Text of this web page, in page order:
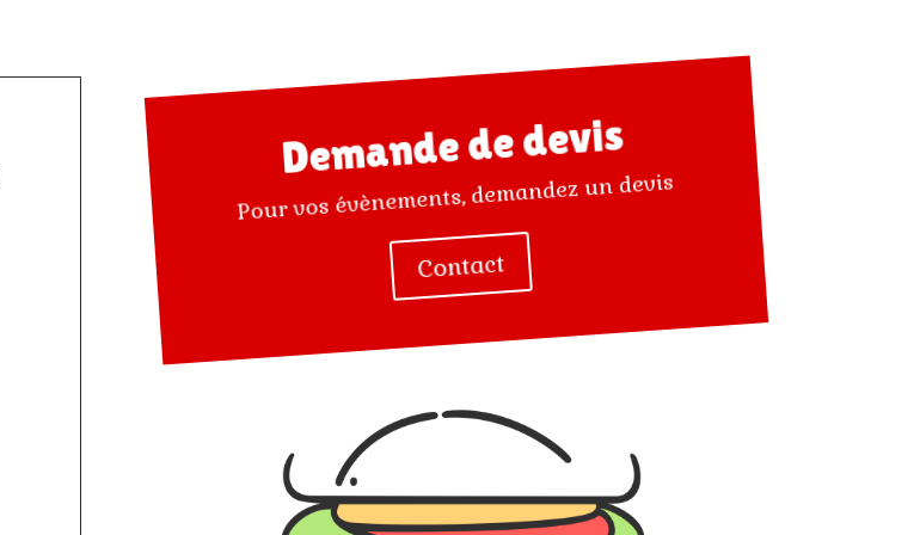
Demande de devis
Pour vos évènements, demandez un devis
Contact